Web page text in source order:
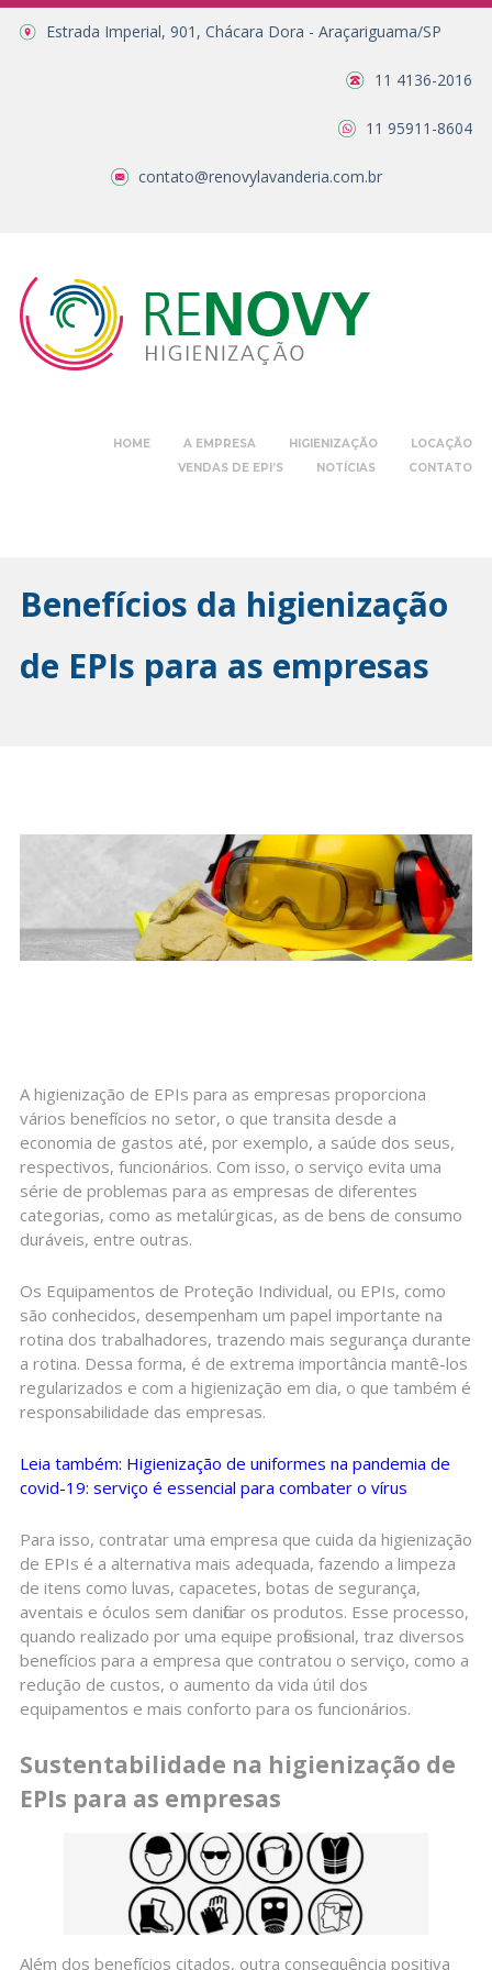
Estrada Imperial, 901, Chácara Dora - Araçariguama/SP
11 4136-2016
11 95911-8604
contato@renovylavanderia.com.br
HOME A EMPRESA HIGIENIZAÇÃO
LOCAÇÃO
VENDAS DE EPI’S
NOTÍCIAS CONTATO
Benefícios da higienização
de EPIs para as empresas
A higienização de EPIs para as empresas proporciona
vários benefícios no setor, o que transita desde a
economia de gastos até, por exemplo, a saúde dos seus,
respectivos, funcionários. Com isso, o serviço evita uma
série de problemas para as empresas de diferentes
categorias, como as metalúrgicas, as de bens de consumo
duráveis, entre outras.
Os Equipamentos de Proteção Individual, ou EPIs, como
são conhecidos, desempenham um papel importante na
rotina dos trabalhadores, trazendo mais segurança durante
a rotina. Dessa forma, é de extrema importância mantê-los
regularizados e com a higienização em dia, o que também é
responsabilidade das empresas.
Leia também: Higienização de uniformes na pandemia de
covid-19: serviço é essencial para combater o vírus
Para isso, contratar uma empresa que cuida da higienização
de EPIs é a alternativa mais adequada, fazendo a limpeza
de itens como luvas, capacetes, botas de segurança,
aventais e óculos sem danificar os produtos. Esse processo,
quando realizado por uma equipe profissional, traz diversos
benefícios para a empresa que contratou o serviço, como a
redução de custos, o aumento da vida útil dos
equipamentos e mais conforto para os funcionários.
Sustentabilidade na higienização de
EPIs para as empresas
Além dos benefícios citados, outra consequência positiva